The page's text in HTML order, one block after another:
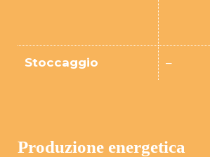
Stoccaggio –
Produzione energetica